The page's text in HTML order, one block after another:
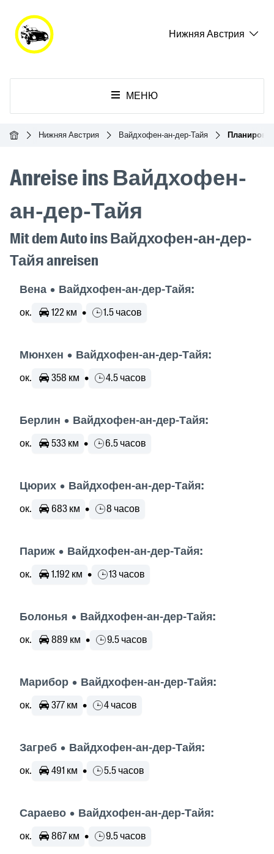
Нижняя Австрия
МЕНЮ
ГлавнаяНижняя Австрия Вайдхофен-ан-дер-Тайя
Anreise ins Вайдхофен-
ан-дер-Тайя
Mit dem Auto ins Вайдхофен-ан-дер-
Тайя anreisen
Вена • Вайдхофен-ан-дер-Тайя:
ок. 122 км • 1.5 часов
Мюнхен • Вайдхофен-ан-дер-Тайя:
ок. 358 км • 4.5 часов
Берлин • Вайдхофен-ан-дер-Тайя:
ок. 533 км • 6.5 часов
Цюрих • Вайдхофен-ан-дер-Тайя:
ок. 683 км • 8 часов
Париж • Вайдхофен-ан-дер-Тайя:
ок. 1.192 км • 13 часов
Болонья • Вайдхофен-ан-дер-Тайя:
ок. 889 км • 9.5 часов
Марибор • Вайдхофен-ан-дер-Тайя:
ок. 377 км • 4 часов
Загреб • Вайдхофен-ан-дер-Тайя:
ок. 491 км • 5.5 часов
Сараево • Вайдхофен-ан-дер-Тайя:
ок. 867 км • 9.5 часов